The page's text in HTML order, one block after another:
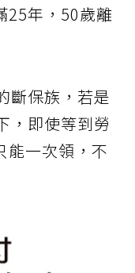
25年，50歲離
斷保族，若是
，即使等到勞
能一次領，不